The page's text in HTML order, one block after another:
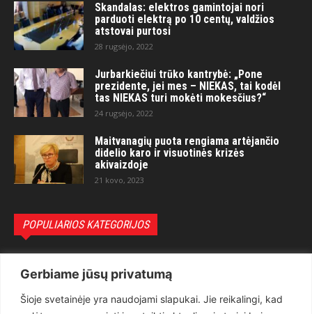
Gerbiame jūsų privatumą
Šioje svetainėje yra naudojami slapukai. Jie reikalingi, kad
Skandalas: elektros gamintojai nori
parduoti elektrą po 10 centų, valdžios
atstovai purtosi
28 rugsėjo, 2022
Jurbarkiečiui trūko kantrybė: „Pone
prezidente, jei mes – NIEKAS, tai kodėl
tas NIEKAS turi mokėti mokesčius?“
24 rugsėjo, 2022
Maitvanagių puota rengiama artėjančio
didelio karo ir visuotinės krizės
akivaizdoje
21 kovo, 2023
POPULIARIOS KATEGORIJOS
Teisėsauga
1497